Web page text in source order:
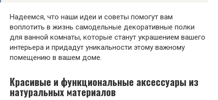
Надеемся, что наши идеи и советы помогут вам
воплотить в жизнь самодельные декоративные полки
для ванной комнаты, которые станут украшением вашего
интерьера и придадут уникальности этому важному
помещению в вашем доме.
Красивые и функциональные аксессуары из
натуральных материалов